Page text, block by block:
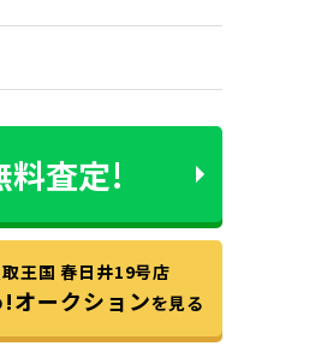
料査定!
王国 春日井19号店
オークションを見る